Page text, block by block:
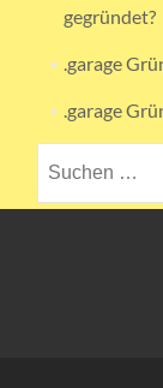
gegründet?
.garage
.garage
nach: